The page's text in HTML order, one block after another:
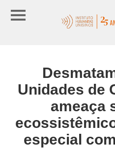
Unidades de
ameaça
especial